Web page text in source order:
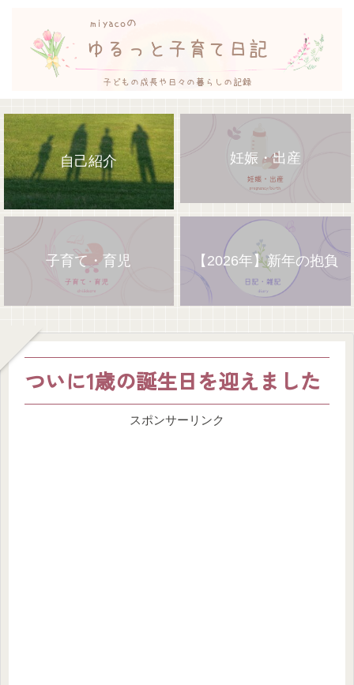
自己紹介 妊娠・出産
子育て・育児 【2026年】新年の抱負
ついに1歳の誕生日を迎えました
スポンサーリンク